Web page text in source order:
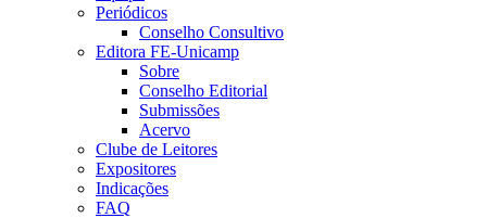
Periódicos
Conselho Consultivo
Editora FE-Unicamp
Sobre
Conselho Editorial
Submissões
Acervo
Clube de Leitores
Expositores
Indicações
FAQ